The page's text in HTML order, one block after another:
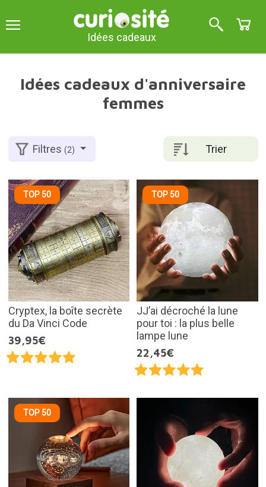
Idées cadeaux
Idées cadeaux d'anniversaire
femmes
Trier
Filtres(2)
TOP 50
Cryptex, la boîte secrète
du Da Vinci Code
39,95€
TOP 50
JJ’ai décroché la lune
pour toi : la plus belle
lampe lune
22,45€
TOP 50